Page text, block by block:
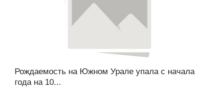
Рождаемость на Южном Урале упала с начала
года на 10...